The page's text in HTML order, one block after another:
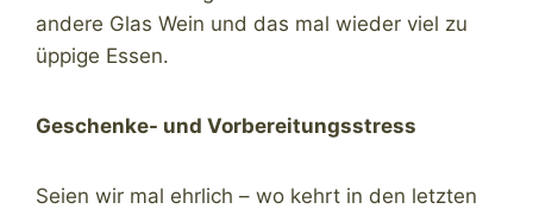
andere Glas Wein und das mal wieder viel zu
üppige Essen.
Geschenke- und Vorbereitungsstress
Seien wir mal ehrlich – wo kehrt in den letzten